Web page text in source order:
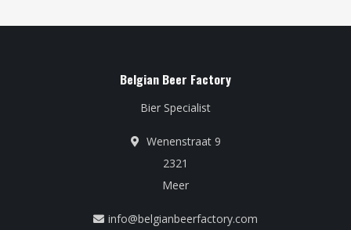
Belgian Beer Factory
Bier Specialist
Wenenstraat 9
2321
Meer
info@belgianbeerfactory.com